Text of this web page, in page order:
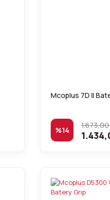
Mcoplus 7D II
%14